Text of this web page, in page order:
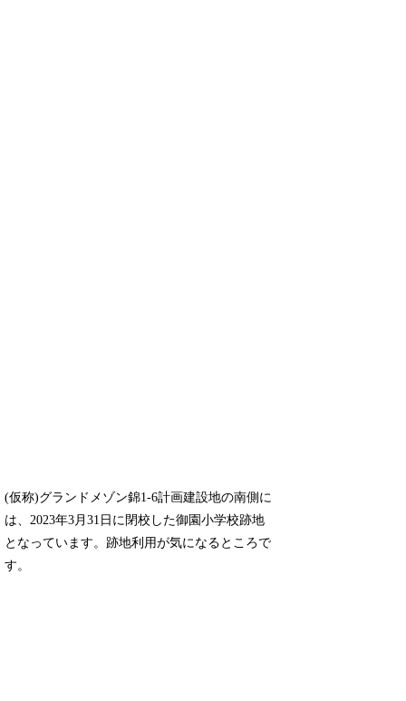
(仮称)グランドメゾン錦1-6計画建設地の南側に
は、2023年3月31日に閉校した御園小学校跡地
となっています。跡地利用が気になるところで
す。